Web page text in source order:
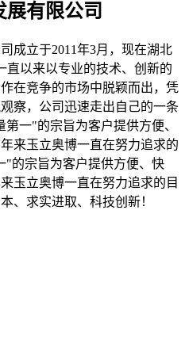
有限公司
成立于2011年3月，现在湖北
直以来以专业的技术、创新的
在竞争的市场中脱颖而出，凭
察，公司迅速走出自己的一条
一"的宗旨为客户提供方便、
来玉立奥博一直在努力追求的
"的宗旨为客户提供方便、快
玉立奥博一直在努力追求的目
、求实进取、科技创新！